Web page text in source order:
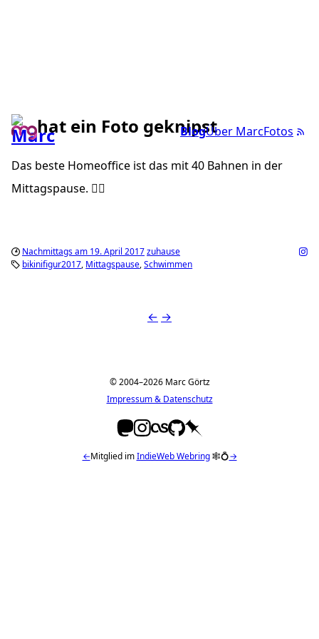
BlogÜber MarcFotos
hat ein Foto geknipst
Das beste Homeoffice ist das mit 40 Bahnen in der
Mittagspause. 🏊🏼
Nachmittags am 19. April 2017zuhause
bikinifigur2017 Mittagspause Schwimmen
← →
© 2004–2026 Marc Görtz
Impressum & Datenschutz
←Mitglied imIndieWeb Webring🕸💍→